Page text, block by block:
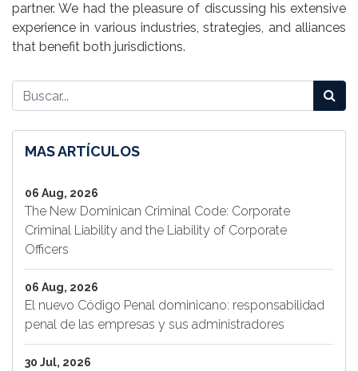
partner. We had the pleasure of discussing his extensive
experience in various industries, strategies, and alliances
that benefit both jurisdictions.
MAS ARTÍCULOS
06 Aug, 2026
The New Dominican Criminal Code: Corporate
Criminal Liability and the Liability of Corporate
Officers
06 Aug, 2026
El nuevo Código Penal dominicano: responsabilidad
penal de las empresas y sus administradores
30 Jul, 2026